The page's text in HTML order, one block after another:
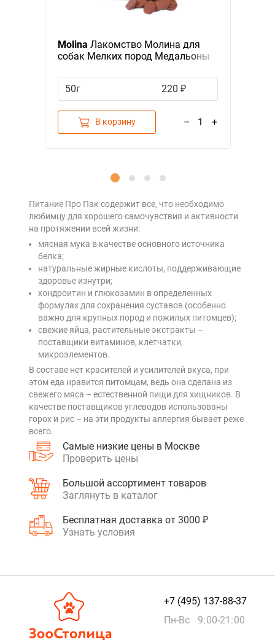
Molina Лакомство Молина для
собак Мелких пород Медальоны
50г
220 ₽
В корзину – 1 +
Питание Про Пак содержит все, что необходимо
любимцу для хорошего самочувствия и активности
на протяжении всей жизни:
мясная мука в качестве основного источника
белка;
натуральные жирные кислоты, поддерживающие
здоровье изнутри;
хондроитин и глюкозамин в определенных
формулах для сохранения суставов (особенно
важно для крупных пород и пожилых питомцев);
свежие яйца, растительные экстракты –
поставщики витаминов, клетчатки,
микроэлементов.
В составе нет красителей и усилителей вкуса, при
этом еда нравится питомцам, ведь она сделана из
свежего мяса – естественной пищи для хищников. В
качестве поставщиков углеводов использованы
горох и рис – на эти продукты аллергия бывает реже
всего.
Самые низкие цены в Москве
Проверить цены
Большой ассортимент товаров
Заглянуть в каталог
Бесплатная доставка от 3000 ₽
Узнать условия
+7 (495) 137-88-37
Пн-Вс 9:00-21:00